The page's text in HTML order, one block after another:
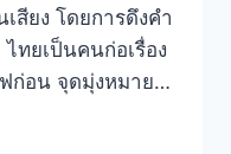
สียง โดยการดึงคำ
ทยเป็นคนก่อเรื่อง
ก่อน จุดมุ่งหมาย…